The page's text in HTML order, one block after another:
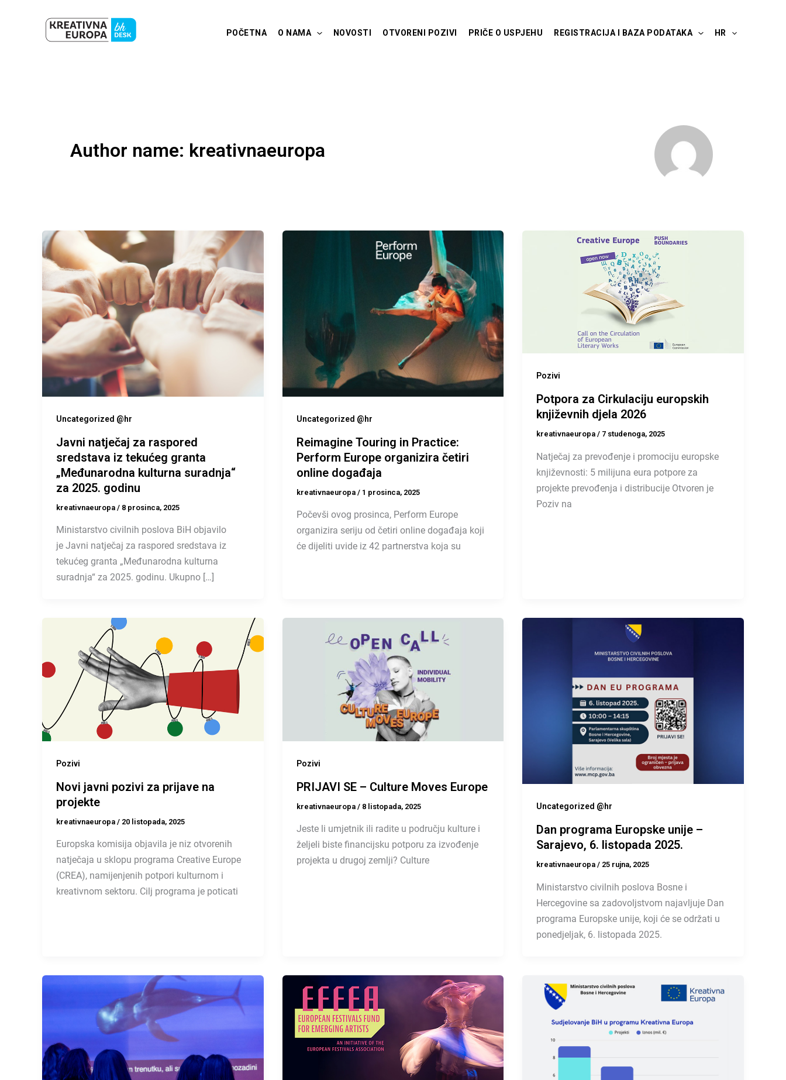
POČETNA O NAMA NOVOSTI OTVORENI POZIVI PRIČE O USPJEHU REGISTRACIJA I BAZA PODATAKA HR
Author name: kreativnaeuropa
Uncategorized @hr
Javni natječaj za raspored
sredstava iz tekućeg granta
„Međunarodna kulturna suradnja“
za 2025. godinu
kreativnaeuropa / 8 prosinca, 2025
Ministarstvo civilnih poslova BiH objavilo
je Javni natječaj za raspored sredstava iz
tekućeg granta „Međunarodna kulturna
suradnja“ za 2025. godinu. Ukupno […]
Uncategorized @hr
Reimagine Touring in Practice:
Perform Europe organizira četiri
online događaja
kreativnaeuropa / 1 prosinca, 2025
Počevši ovog prosinca, Perform Europe
organizira seriju od četiri online događaja koji
će dijeliti uvide iz 42 partnerstva koja su
Pozivi
Potpora za Cirkulaciju europskih
književnih djela 2026
kreativnaeuropa/ 7 studenoga, 2025
Natječaj za prevođenje i promociju europske
književnosti: 5 milijuna eura potpore za
projekte prevođenja i distribucije Otvoren je
Poziv na
Pozivi
Novi javni pozivi za prijave na
projekte
kreativnaeuropa / 20 listopada, 2025
Europska komisija objavila je niz otvorenih
natječaja u sklopu programa Creative Europe
(CREA), namijenjenih potpori kulturnom i
kreativnom sektoru. Cilj programa je poticati
Pozivi
PRIJAVI SE – Culture Moves Europe
kreativnaeuropa / 8 listopada, 2025
Jeste li umjetnik ili radite u području kulture i
željeli biste financijsku potporu za izvođenje
projekta u drugoj zemlji? Culture
Uncategorized @hr
Dan programa Europske unije –
Sarajevo, 6. listopada 2025.
kreativnaeuropa/ 25 rujna, 2025
Ministarstvo civilnih poslova Bosne i
Hercegovine sa zadovoljstvom najavljuje Dan
programa Europske unije, koji će se održati u
ponedjeljak, 6. listopada 2025.